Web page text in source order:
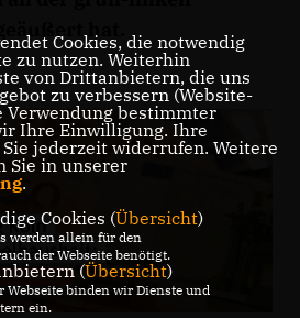
hat.
Cookies, die notwendig
zu nutzen. Weiterhin
von Drittanbietern, die uns
zu verbessern (Website-
Verwendung bestimmter
Ihre Einwilligung. Ihre
jederzeit widerrufen. Weitere
Sie in unserer
.
Cookies (Übersicht)
werden allein für den
der Webseite benötigt.
(Übersicht)
binden wir Dienste und
ein.